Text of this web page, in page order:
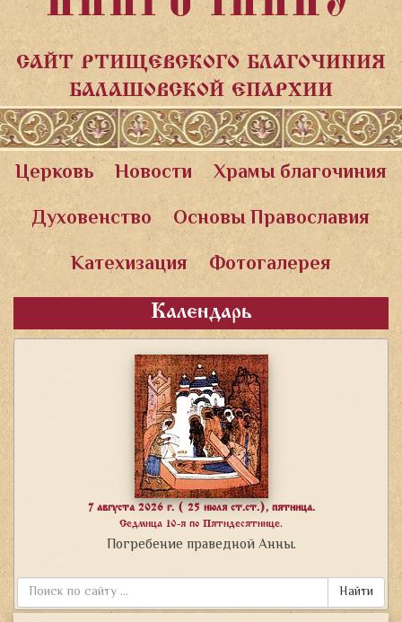
САЙТ РТИЩЕВСКОГО БЛАГОЧИНИЯ
БАЛАШОВСКОЙ ЕПАРХИИ
Церковь Новости
Храмы благочиния
Духовенство
Основы Православия
Катехизация
Фотогалерея
Календарь
7 августа 2026 г. ( 25 июля ст.ст.), пятница.
Седмица 10-я по Пятидесятнице.
Погребение праведной Анны.
Найти